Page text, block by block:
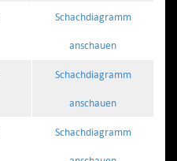
Schachdiagramm
anschauen
Schachdiagramm
anschauen
Schachdiagramm